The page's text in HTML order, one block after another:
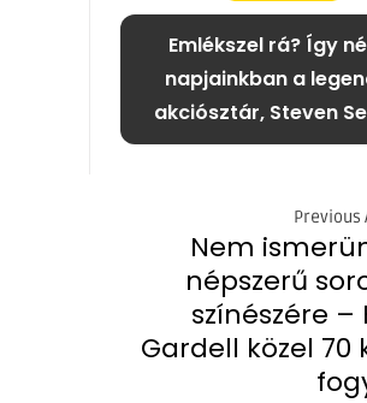
Emlékszel rá? Így
napjainkban a
akciósztár, Steven
Previous
Nem
népszerű
színészére –
Gardell közel 70